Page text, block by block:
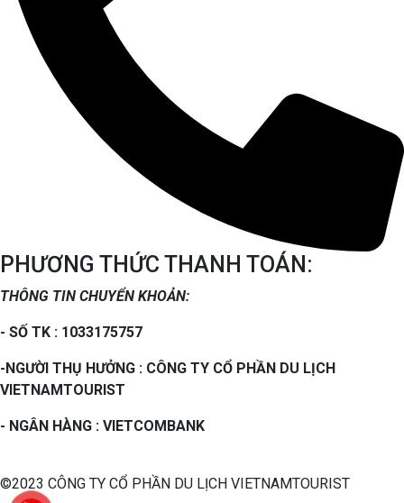
PHƯƠNG THỨC THANH TOÁN:
THÔNG TIN CHUYỂN KHOẢN:
- SỐ TK : 1033175757
-NGƯỜI THỤ HƯỞNG : CÔNG TY CỔ PHẦN DU LỊCH
VIETNAMTOURIST
- NGÂN HÀNG : VIETCOMBANK
©2023 CÔNG TY CỔ PHẦN DU LỊCH VIETNAMTOURIST